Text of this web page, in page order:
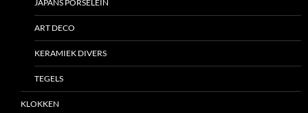
JAPANS PORSELEIN
ART DECO
KERAMIEK DIVERS
TEGELS
KLOKKEN